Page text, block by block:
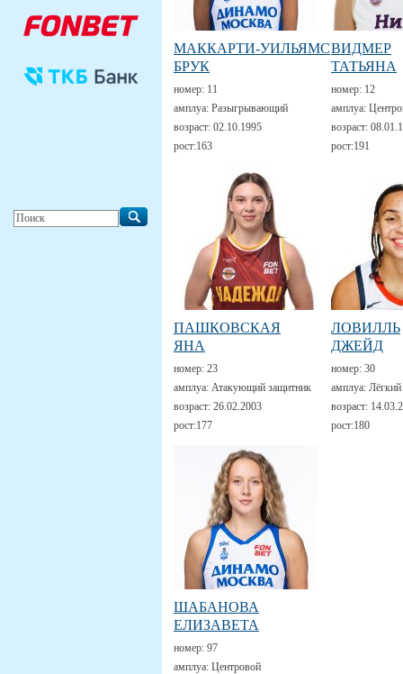
МАККАРТИ-УИЛЬЯМС
БРУК
номер: 11
амплуа: Разыгрывающий
возраст: 02.10.1995
рост:163
ВИДМЕР
ТАТЬЯНА
номер: 12
амплуа:
возраст:
рост:191
ПАШКОВСКАЯ
ЯНА
номер: 23
амплуа: Атакующий защитник
возраст: 26.02.2003
рост:177
ЛОВИЛЛЬ
ДЖЕЙД
номер: 30
амплуа:
возраст:
рост:180
ШАБАНОВА
ЕЛИЗАВЕТА
номер: 97
амплуа: Центровой